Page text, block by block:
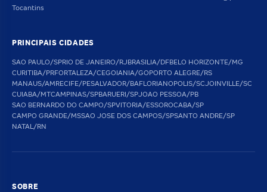
Tocantins
PRINCIPAIS CIDADES
SAO PAULO/SPRIO DE JANEIRO/RJBRASILIA/DFBELO HORIZONTE/MG
CURITIBA/PRFORTALEZA/CEGOIANIA/GOPORTO ALEGRE/RS
MANAUS/AMRECIFE/PESALVADOR/BAFLORIANOPOLIS/SCJOINVILLE/SC
CUIABA/MTCAMPINAS/SPBARUERI/SPJOAO PESSOA/PB
SAO BERNARDO DO CAMPO/SPVITORIA/ESSOROCABA/SP
CAMPO GRANDE/MSSAO JOSE DOS CAMPOS/SPSANTO ANDRE/SP
NATAL/RN
SOBRE